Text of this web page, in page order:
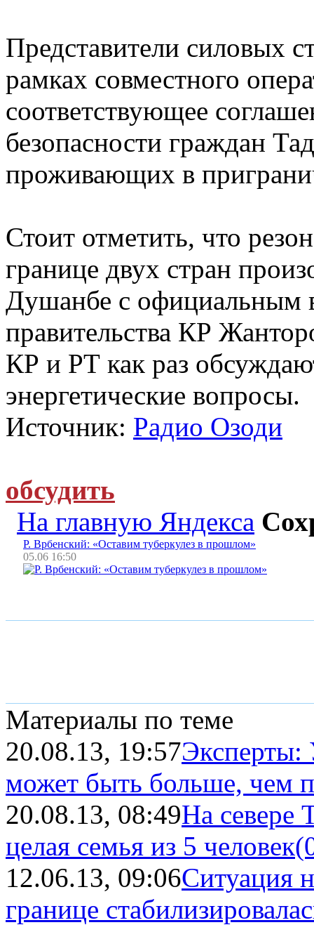
Представители силовых
рамках совместного
соответствующее
безопасности граждан
проживающих в
Стоит отметить, что
границе двух стран
Душанбе с официальным
правительства КР
КР и РТ как раз
энергетические вопросы.
Источник: Радио Озоди
обсудить
На главную Яндекса
Р. Врбенский: «Оставим туберкулез в прошлом»
05.06 16:50
Материалы по теме
20.08.13, 19:57Эксперты:
может быть больше, чем
20.08.13, 08:49На севере
целая семья из 5 человек
12.06.13, 09:06Ситуация
границе